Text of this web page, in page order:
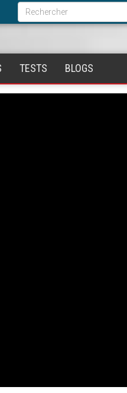
Formulaire
de
recherche
Rechercher
TESTS BLOGS